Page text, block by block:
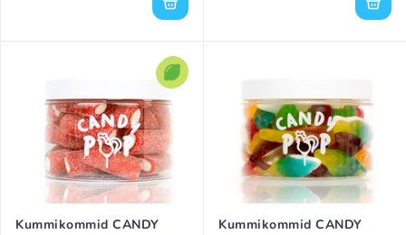
Kummikommid CANDY
Kummikommid CANDY